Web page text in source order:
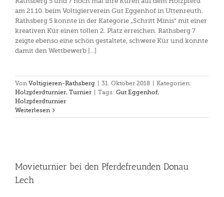
am 21.10. beim Voltigierverein Gut Eggenhof in Uttenreuth.
Rathsberg 5 konnte in der Kategorie „Schritt Minis“ mit einer
kreativen Kür einen tollen 2. Platz erreichen. Rathsberg 7
zeigte ebenso eine schön gestaltete, schwere Kür und konnte
damit den Wettbewerb [...]
Von Voltigieren-Rathsberg | 31. Oktober 2018 | Kategorien:
Holzpferdturnier, Turnier | Tags: Gut Eggenhof,
Holzpferdturnier
Weiterlesen
Movieturnier bei den Pferdefreunden Donau
Lech